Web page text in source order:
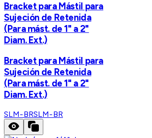
Bracket para Mástil para
Sujeción de Retenida
(Para mást. de 1" a 2"
Diam. Ext.)
Bracket para Mástil para
Sujeción de Retenida
(Para mást. de 1" a 2"
Diam. Ext.)
SLM-BRSLM-BR